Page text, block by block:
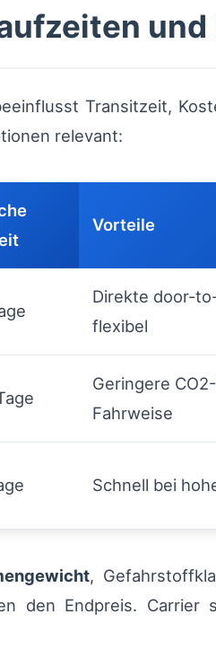
Transitzeit,
relevant:
Vorteile
Direkte door-
flexibel
Geringere
Fahrweise
Schnell bei
,
den Endpreis.